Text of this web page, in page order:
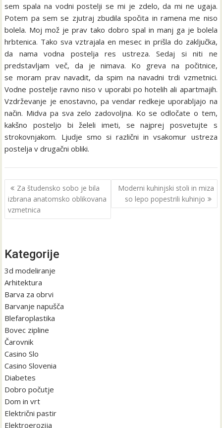
sem spala na vodni postelji se mi je zdelo, da mi ne ugaja.
Potem pa sem se zjutraj zbudila spočita in ramena me niso
bolela. Moj mož je prav tako dobro spal in manj ga je bolela
hrbtenica. Tako sva vztrajala en mesec in prišla do zaključka,
da nama vodna postelja res ustreza. Sedaj si niti ne
predstavljam več, da je nimava. Ko greva na počitnice,
se moram prav navadit, da spim na navadni trdi vzmetnici.
Vodne postelje ravno niso v uporabi po hotelih ali apartmajih.
Vzdrževanje je enostavno, pa vendar redkeje uporabljajo na
način. Midva pa sva zelo zadovoljna. Ko se odločate o tem,
kakšno posteljo bi želeli imeti, se najprej posvetujte s
strokovnjakom. Ljudje smo si različni in vsakomur ustreza
postelja v drugačni obliki.
Navigacija
prispevka
Za študensko sobo je bila
izbrana anatomsko oblikovana
vzmetnica
Moderni kuhinjski stoli in miza
so lepo popestrili kuhinjo
Kategorije
3d modeliranje
Arhitektura
Barva za obrvi
Barvanje napušča
Blefaroplastika
Bovec zipline
Čarovnik
Casino Slo
Casino Slovenia
Diabetes
Dobro počutje
Dom in vrt
Električni pastir
Elektroerozija